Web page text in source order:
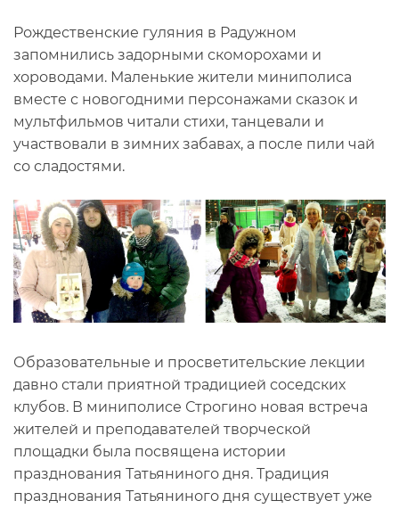
Рождественские гуляния в Радужном
запомнились задорными скоморохами и
хороводами. Маленькие жители миниполиса
вместе с новогодними персонажами сказок и
мультфильмов читали стихи, танцевали и
участвовали в зимних забавах, а после пили чай
со сладостями.
Образовательные и просветительские лекции
давно стали приятной традицией соседских
клубов. В миниполисе Строгино новая встреча
жителей и преподавателей творческой
площадки была посвящена истории
празднования Татьяниного дня. Традиция
празднования Татьяниного дня существует уже